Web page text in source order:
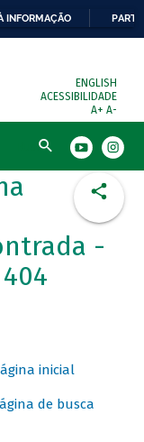
INFORMAÇÃO
ENGLISH
ACESSIBILIDADE
A+ A-
Busca
-
inicial
de busca